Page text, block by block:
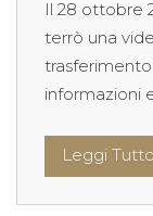
Il 28 ottobre
terrò una
trasferimento
informazioni
Leggi Tutto